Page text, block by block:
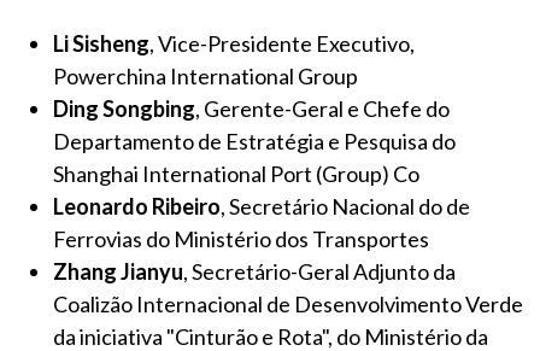
Li Sisheng, Vice-Presidente Executivo,
Powerchina International Group
Ding Songbing, Gerente-Geral e Chefe do
Departamento de Estratégia e Pesquisa do
Shanghai International Port (Group) Co
Leonardo Ribeiro, Secretário Nacional do de
Ferrovias do Ministério dos Transportes
Zhang Jianyu, Secretário-Geral Adjunto da
Coalizão Internacional de Desenvolvimento Verde
da iniciativa "Cinturão e Rota", do Ministério da